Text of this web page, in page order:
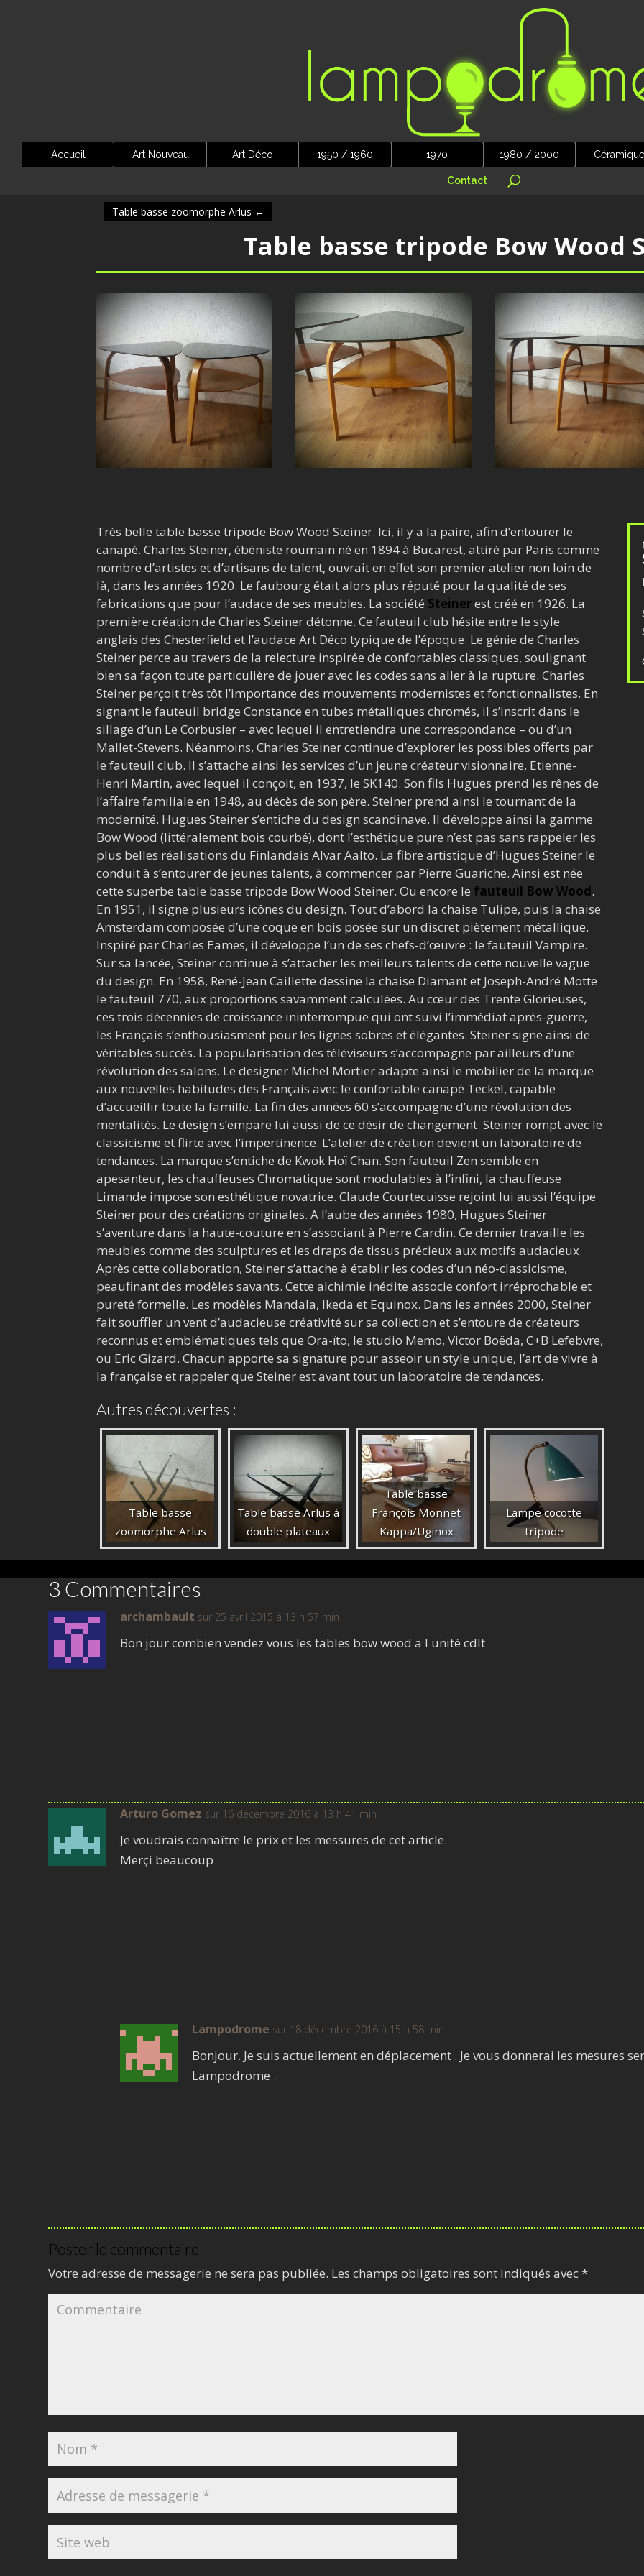
Accueil Art Nouveau Art Déco 1950 / 1960 1970 1980 / 2000
Contact
Table basse zoomorphe Arlus ←
Table basse tripode Bow Wood
Très belle table basse tripode Bow Wood Steiner. Ici, il y a la paire, afin d’entourer le
canapé. Charles Steiner, ébéniste roumain né en 1894 à Bucarest, attiré par Paris comme
nombre d’artistes et d’artisans de talent, ouvrait en effet son premier atelier non loin de
là, dans les années 1920. Le faubourg était alors plus réputé pour la qualité de ses
fabrications que pour l’audace de ses meubles. La société Steinerest créé en 1926. La
première création de Charles Steiner détonne. Ce fauteuil club hésite entre le style
anglais des Chesterfield et l’audace Art Déco typique de l’époque. Le génie de Charles
Steiner perce au travers de la relecture inspirée de confortables classiques, soulignant
bien sa façon toute particulière de jouer avec les codes sans aller à la rupture. Charles
Steiner perçoit très tôt l’importance des mouvements modernistes et fonctionnalistes. En
signant le fauteuil bridge Constance en tubes métalliques chromés, il s’inscrit dans le
sillage d’un Le Corbusier – avec lequel il entretiendra une correspondance – ou d’un
Mallet-Stevens. Néanmoins, Charles Steiner continue d’explorer les possibles offerts par
le fauteuil club. Il s’attache ainsi les services d’un jeune créateur visionnaire, Etienne-
Henri Martin, avec lequel il conçoit, en 1937, le SK140. Son fils Hugues prend les rênes de
l’affaire familiale en 1948, au décès de son père. Steiner prend ainsi le tournant de la
modernité. Hugues Steiner s’entiche du design scandinave. Il développe ainsi la gamme
Bow Wood (littéralement bois courbé), dont l’esthétique pure n’est pas sans rappeler les
plus belles réalisations du Finlandais Alvar Aalto. La fibre artistique d’Hugues Steiner le
conduit à s’entourer de jeunes talents, à commencer par Pierre Guariche. Ainsi est née
cette superbe table basse tripode Bow Wood Steiner. Ou encore le fauteuil Bow Wood.
En 1951, il signe plusieurs icônes du design. Tout d’abord la chaise Tulipe, puis la chaise
Amsterdam composée d’une coque en bois posée sur un discret piètement métallique.
Inspiré par Charles Eames, il développe l’un de ses chefs-d’œuvre : le fauteuil Vampire.
Sur sa lancée, Steiner continue à s’attacher les meilleurs talents de cette nouvelle vague
du design. En 1958, René-Jean Caillette dessine la chaise Diamant et Joseph-André Motte
le fauteuil 770, aux proportions savamment calculées. Au cœur des Trente Glorieuses,
ces trois décennies de croissance ininterrompue qui ont suivi l’immédiat après-guerre,
les Français s’enthousiasment pour les lignes sobres et élégantes. Steiner signe ainsi de
véritables succès. La popularisation des téléviseurs s’accompagne par ailleurs d’une
révolution des salons. Le designer Michel Mortier adapte ainsi le mobilier de la marque
aux nouvelles habitudes des Français avec le confortable canapé Teckel, capable
d’accueillir toute la famille. La fin des années 60 s’accompagne d’une révolution des
mentalités. Le design s’empare lui aussi de ce désir de changement. Steiner rompt avec le
classicisme et flirte avec l’impertinence. L’atelier de création devient un laboratoire de
tendances. La marque s’entiche de Kwok Hoï Chan. Son fauteuil Zen semble en
apesanteur, les chauffeuses Chromatique sont modulables à l’infini, la chauffeuse
Limande impose son esthétique novatrice. Claude Courtecuisse rejoint lui aussi l’équipe
Steiner pour des créations originales. A l’aube des années 1980, Hugues Steiner
s’aventure dans la haute-couture en s’associant à Pierre Cardin. Ce dernier travaille les
meubles comme des sculptures et les draps de tissus précieux aux motifs audacieux.
Après cette collaboration, Steiner s’attache à établir les codes d’un néo-classicisme,
peaufinant des modèles savants. Cette alchimie inédite associe confort irréprochable et
pureté formelle. Les modèles Mandala, Ikeda et Equinox. Dans les années 2000, Steiner
fait souffler un vent d’audacieuse créativité sur sa collection et s’entoure de créateurs
reconnus et emblématiques tels que Ora-ïto, le studio Memo, Victor Boëda, C+B Lefebvre,
ou Eric Gizard. Chacun apporte sa signature pour asseoir un style unique, l’art de vivre à
la française et rappeler que Steiner est avant tout un laboratoire de tendances.
Autres découvertes :
Table basse
zoomorphe Arlus
Table basse Arlus à
double plateaux
Table basse
François Monnet
Kappa/Uginox
Lampe cocotte
tripode
3 Commentaires
archambault sur 25 avril 2015 à 13 h 57 min
Bon jour combien vendez vous les tables bow wood a l unité cdlt
Arturo Gomez sur 16 décembre 2016 à 13 h 41 min
Je voudrais connaître le prix et les messures de cet article.
Merçi beaucoup
Lampodrome sur 18 décembre 2016 à 15 h 58 min
Bonjour. Je suis actuellement en déplacement . Je vous donnerai les mesures
Lampodrome .
Poster le commentaire
Votre adresse de messagerie ne sera pas publiée. Les champs obligatoires sont indiqués avec*